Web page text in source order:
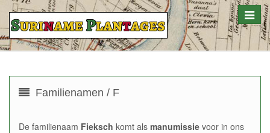
Toggle
Familienamen / F
De familienaam Fieksch komt als manumissie voor in ons